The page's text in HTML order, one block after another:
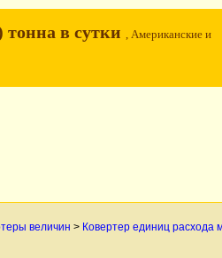
в сутки , Американские и
величин > Ковертер единиц расхода